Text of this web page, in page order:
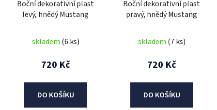
Boční dekorativní plast
levý, hnědý Mustang
skladem (6 ks)
720 Kč
DO KOŠÍKU
Boční dekorativní plast
pravý, hnědý Mustang
skladem (7 ks)
720 Kč
DO KOŠÍKU